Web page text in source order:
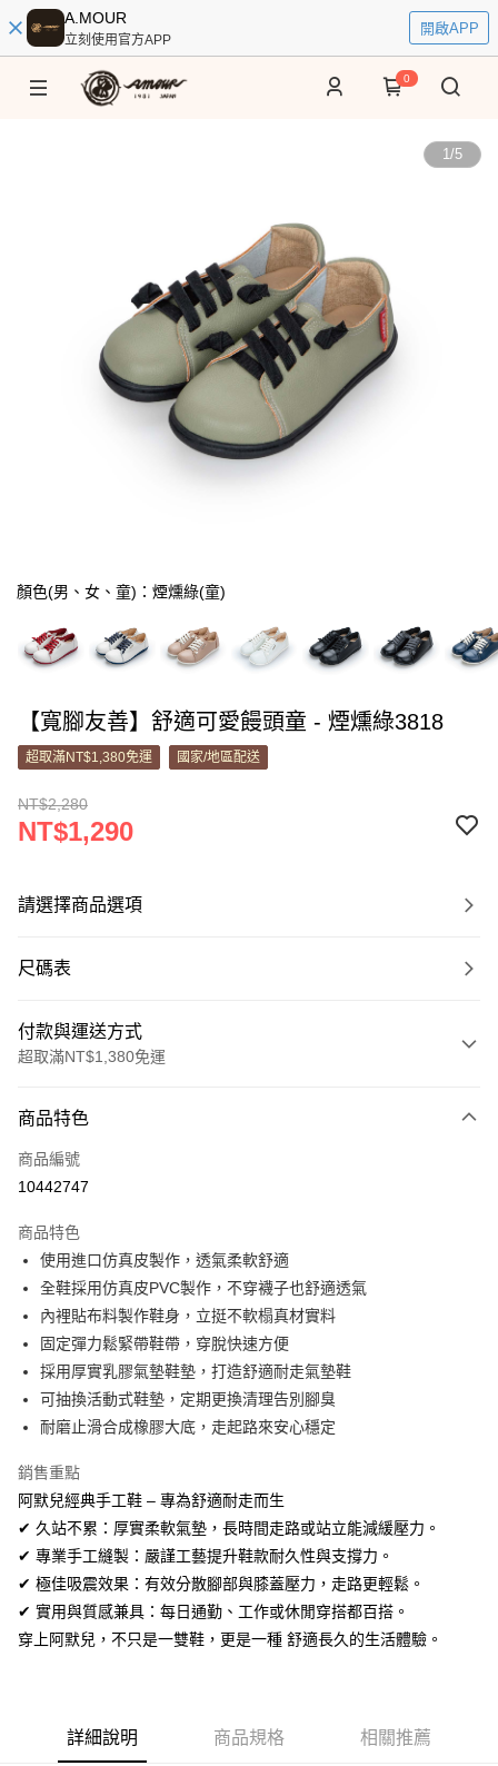
A.MOUR
立刻使用官方APP
開啟APP
0
1/5
顏色(男、女、童)：煙燻綠(童)
【寬腳友善】舒適可愛饅頭童 - 煙燻綠3818
超取滿NT$1,380免運 國家/地區配送
NT$2,280
NT$1,290
請選擇商品選項
尺碼表
付款與運送方式
超取滿NT$1,380免運
信用卡一次付款
信用卡分期付款
合作金庫商業銀行
華南商業銀行
彰化商業銀行
上海商業儲蓄銀行
台北富邦商業銀行
國泰世華商業銀行
兆豐國際商業銀行
臺灣中小企業銀行
台中商業銀行
匯豐（台灣）商業銀行
華泰商業銀行
聯邦商業銀行
遠東國際商業銀行
元大商業銀行
永豐商業銀行
玉山商業銀行
星展（台灣）商業銀行
台灣樂天信用卡公司
超商取貨付款
LINE Pay
Apple Pay
街口支付
全盈+PAY
AFTEE先享後付
相關說明
【關於「AFTEE先享後付」】
AFTEE先享後付是「在收到商品之後才付款」的支付方式。 讓您購物簡單
便利好安心！
１．簡單：不需註冊會員、不需綁卡、不需儲值。
【「AFTEE先享後付」結帳流程】
１．於結帳方式選擇「AFTEE先享後付」後，將跳轉至「AFTEE先享後付」
ATM付款
每筆NT$60，滿NT$1,380(含以上)免運費
商品特色
商品編號
10442747
商品特色
使用進口仿真皮製作，透氣柔軟舒適
全鞋採用仿真皮PVC製作，不穿襪子也舒適透氣
內裡貼布料製作鞋身，立挺不軟榻真材實料
固定彈力鬆緊帶鞋帶，穿脫快速方便
採用厚實乳膠氣墊鞋墊，打造舒適耐走氣墊鞋
可抽換活動式鞋墊，定期更換清理告別腳臭
耐磨止滑合成橡膠大底，走起路來安心穩定
銷售重點
阿默兒經典手工鞋 – 專為舒適耐走而生
✔ 久站不累：厚實柔軟氣墊，長時間走路或站立能減緩壓力。
✔ 專業手工縫製：嚴謹工藝提升鞋款耐久性與支撐力。
✔ 極佳吸震效果：有效分散腳部與膝蓋壓力，走路更輕鬆。
✔ 實用與質感兼具：每日通勤、工作或休閒穿搭都百搭。
穿上阿默兒，不只是一雙鞋，更是一種 舒適長久的生活體驗。
詳細說明 商品規格 相關推薦